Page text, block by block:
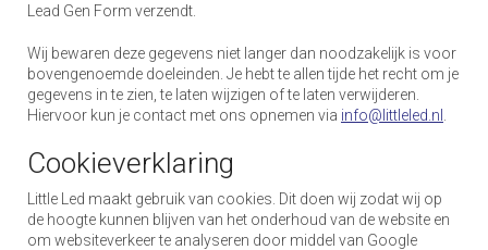
Lead Gen Form verzendt.
Wij bewaren deze gegevens niet langer dan noodzakelijk is voor
bovengenoemde doeleinden. Je hebt te allen tijde het recht om je
gegevens in te zien, te laten wijzigen of te laten verwijderen.
Hiervoor kun je contact met ons opnemen via info@littleled.nl
Cookieverklaring
Little Led maakt gebruik van cookies. Dit doen wij zodat wij op
de hoogte kunnen blijven van het onderhoud van de website en
om websiteverkeer te analyseren door middel van Google